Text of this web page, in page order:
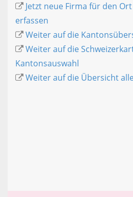
Jetzt neue Firma für den
erfassen
Weiter auf die
Weiter auf die
Kantonsauswahl
Weiter auf die Übersicht